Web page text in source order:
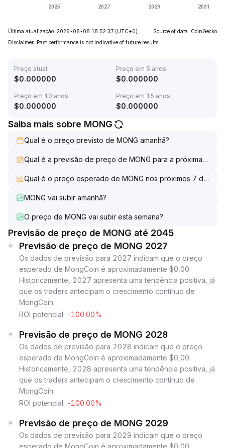
Última atualização: 2026-08-08 18:52:37 (UTC+0)
Source of data: CoinGecko
Disclaimer. Past performance is not indicative of future results.
Preço atual
$0.000000
Preço em 5 anos
$0.000000
Preço em 10 anos
$0.000000
Preço em 15 anos
$0.000000
Saiba mais sobre MONG
Qual é o preço previsto de MONG amanhã?
Qual é a previsão de preço de MONG para a próxima
Qual é o preço esperado de MONG nos próximos 7 dias?
MONG vai subir amanhã?
O preço de MONG vai subir esta semana?
Previsão de preço de MONG até 2045
Previsão de preço de MONG 2027
Os dados de previsão para 2027 indicam que o preço
esperado de MongCoin é aproximadamente $0,00.
Historicamente, 2027 apresenta uma tendência positiva, já
que os traders antecipam o crescimento contínuo de
MongCoin.
ROI potencial: -100.00%
Previsão de preço de MONG 2028
Os dados de previsão para 2028 indicam que o preço
esperado de MongCoin é aproximadamente $0,00.
Historicamente, 2028 apresenta uma tendência positiva, já
que os traders antecipam o crescimento contínuo de
MongCoin.
ROI potencial: -100.00%
Previsão de preço de MONG 2029
Os dados de previsão para 2029 indicam que o preço
esperado de MongCoin é aproximadamente $0,00.